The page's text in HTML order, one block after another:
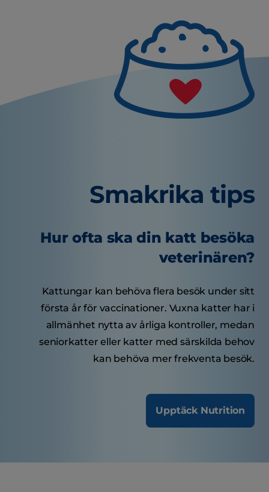
Smakrika tips
Hur ofta ska din katt besöka
veterinären?
Kattungar kan behöva flera besök under sitt
första år för vaccinationer. Vuxna katter har i
allmänhet nytta av årliga kontroller, medan
seniorkatter eller katter med särskilda behov
kan behöva mer frekventa besök.
Upptäck Nutrition